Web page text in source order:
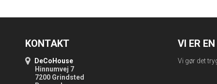
KONTAKT
DeCoHouse
Hinnumvej 7
7200 Grindsted
VI ER
Vi gør det